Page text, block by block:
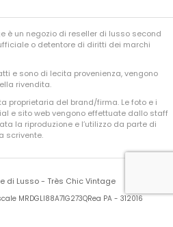
è un negozio di reseller di lusso second
o detentore di diritti dei marchi
e sono di lecita provenienza, vengono
rivendita.
proprietaria del brand/firma. Le foto e i
e sito web vengono effettuate dallo staff
la riproduzione e l’utilizzo da parte di
scrivente.
di Lusso - Très Chic Vintage
MRDGLI88A71G273QRea PA - 312016